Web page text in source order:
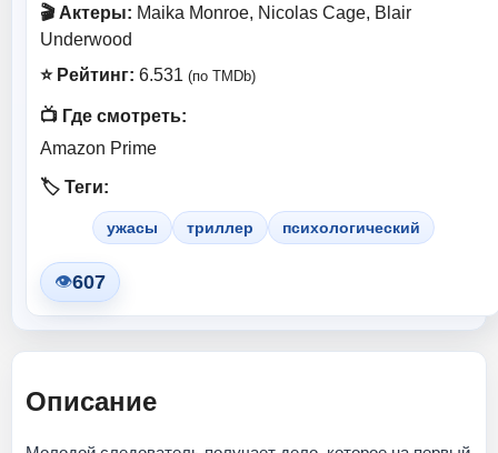
🎬 Актеры: Maika Monroe, Nicolas Cage, Blair
Underwood
⭐ Рейтинг: 6.531 (по TMDb)
📺 Где смотреть:
Amazon Prime
🏷️ Теги:
ужасы триллер психологический
👁607
Описание